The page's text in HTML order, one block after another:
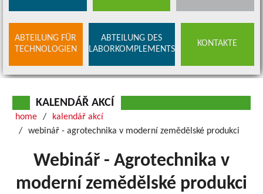
ABTEILUNG FÜR
TECHNOLOGIEN
ABTEILUNG DES
LABORKOMPLEMENTS
KONTAKTE
KALENDÁŘ AKCÍ
home
kalendář akcí
webinář - agrotechnika v moderní zemědělské produkci
Webinář - Agrotechnika v
moderní zemědělské produkci